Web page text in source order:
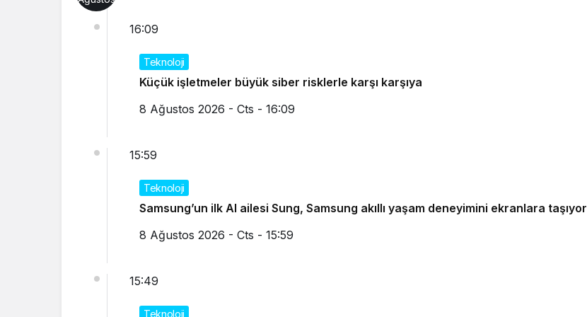
16:09
Teknoloji
Küçük işletmeler büyük siber risklerle karşı karşıya
8 Ağustos 2026 - Cts - 16:09
15:59
Teknoloji
Samsung’un ilk AI ailesi Sung, Samsung akıllı yaşam deneyimini ekranlara taşıyor
8 Ağustos 2026 - Cts - 15:59
15:49
Teknoloji